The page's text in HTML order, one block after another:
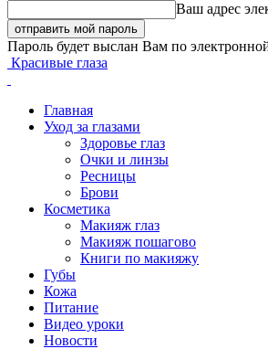
Ваш адрес
Пароль будет выслан Вам по
Красивые глаза
Главная
Уход за глазами
Здоровье глаз
Очки и линзы
Ресницы
Брови
Косметика
Макияж глаз
Макияж пошагово
Книги по макияжу
Губы
Кожа
Питание
Видео уроки
Новости